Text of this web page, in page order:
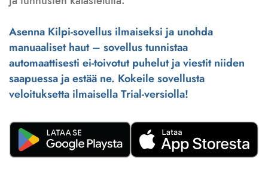
Asenna Kilpi-sovellus ilmaiseksi ja unohda
manuaaliset haut – sovellus tunnistaa
automaattisesti ei-toivotut puhelut ja viestit niiden
saapuessa ja estää ne. Kokeile sovellusta
veloituksetta ilmaisella Trial-versiolla!